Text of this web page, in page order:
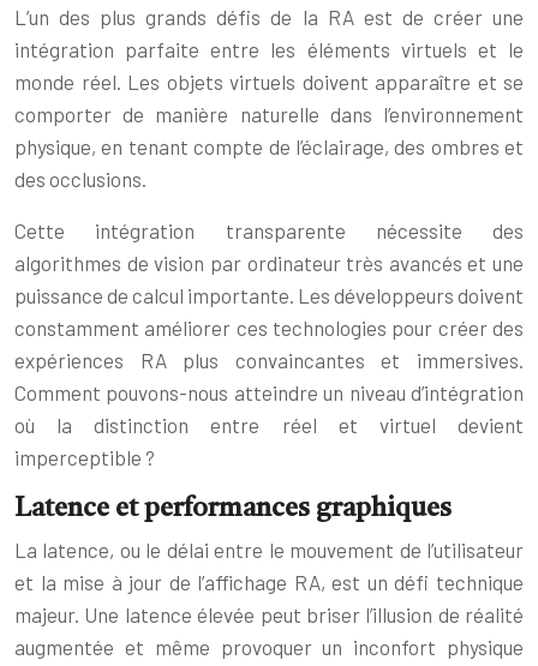
L’un des plus grands défis de la RA est de créer une
intégration parfaite entre les éléments virtuels et le
monde réel. Les objets virtuels doivent apparaître et se
comporter de manière naturelle dans l’environnement
physique, en tenant compte de l’éclairage, des ombres et
des occlusions.
Cette intégration transparente nécessite des
algorithmes de vision par ordinateur très avancés et une
puissance de calcul importante. Les développeurs doivent
constamment améliorer ces technologies pour créer des
expériences RA plus convaincantes et immersives.
Comment pouvons-nous atteindre un niveau d’intégration
où la distinction entre réel et virtuel devient
imperceptible ?
Latence et performances graphiques
La latence, ou le délai entre le mouvement de l’utilisateur
et la mise à jour de l’affichage RA, est un défi technique
majeur. Une latence élevée peut briser l’illusion de réalité
augmentée et même provoquer un inconfort physique